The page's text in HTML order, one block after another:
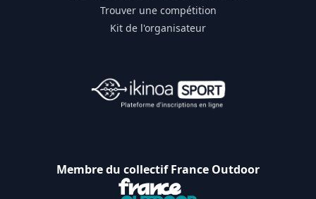
Trouver une compétition
Kit de l'organisateur
Membre du collectif France Outdoor